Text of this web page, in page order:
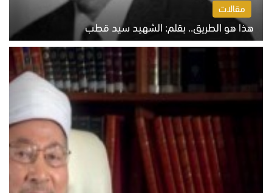
مقالات
هذا هو الطريق.. بقلم: الشهيد سيد قطب
الخميس 6 أغسطس 2026 10:52 ص